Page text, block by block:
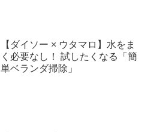
【ダイソー × ウタマロ】水をま
く必要なし！ 試したくなる「簡
単ベランダ掃除」